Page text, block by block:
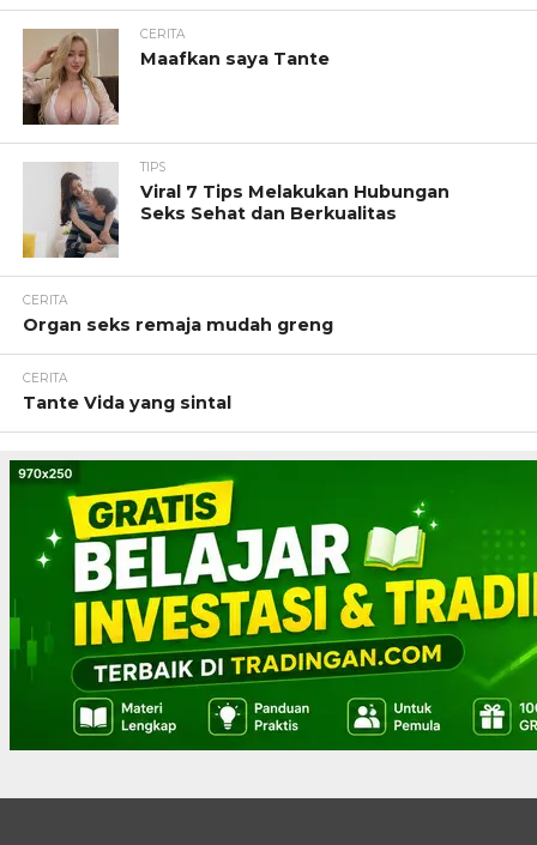
CERITA
Maafkan saya Tante
TIPS
Viral 7 Tips Melakukan Hubungan
Seks Sehat dan Berkualitas
CERITA
Organ seks remaja mudah greng
CERITA
Tante Vida yang sintal